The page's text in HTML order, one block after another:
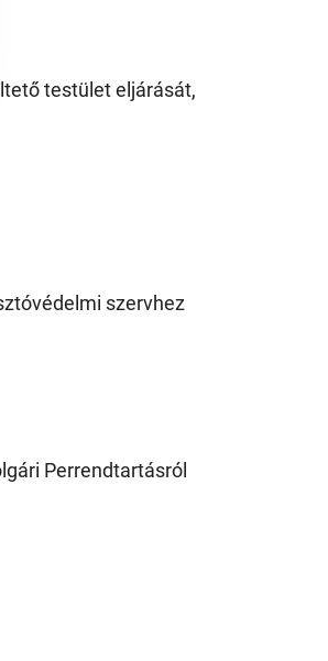
testület eljárását,
szervhez
Perrendtartásról